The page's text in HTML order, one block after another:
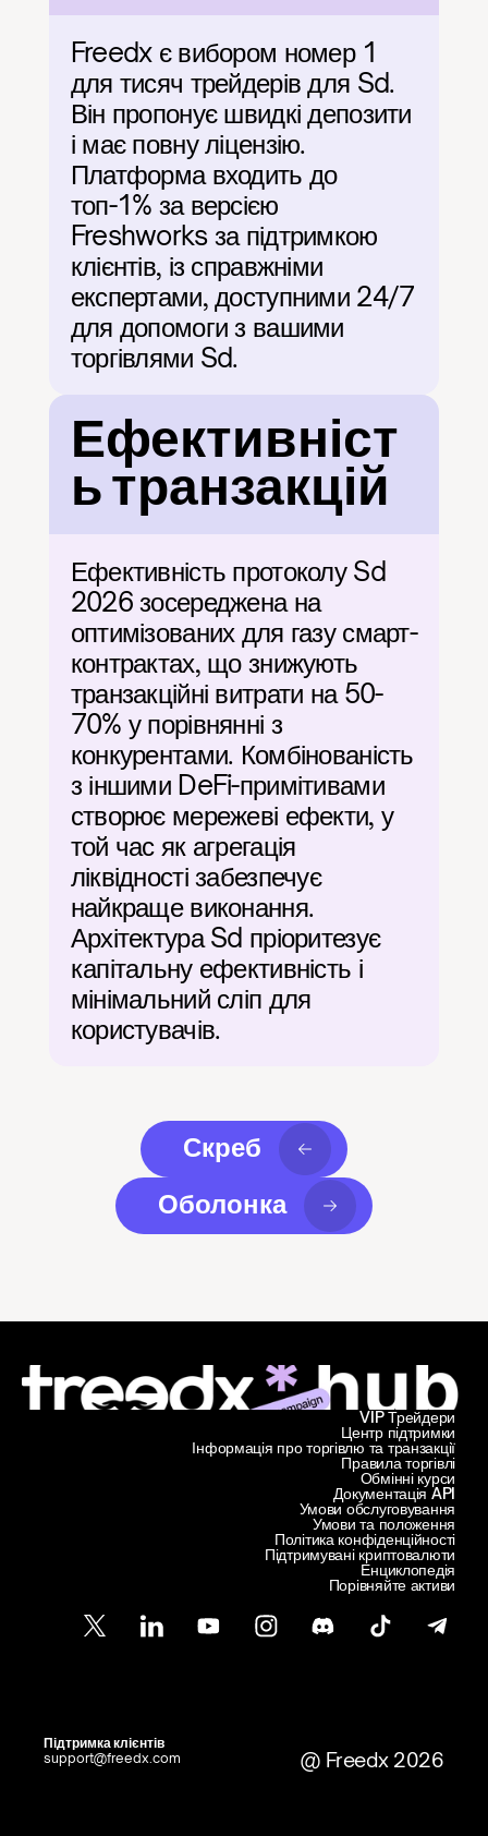
Freedx є вибором номер 1
для тисяч трейдерів для Sd.
Він пропонує швидкі депозити
і має повну ліцензію.
Платформа входить до
топ-1% за версією
Freshworks за підтримкою
клієнтів, із справжніми
експертами, доступними 24/7
для допомоги з вашими
торгівлями Sd.
Ефективніст
ь транзакцій
Ефективність протоколу Sd
2026 зосереджена на
оптимізованих для газу смарт-
контрактах, що знижують
транзакційні витрати на 50-
70% у порівнянні з
конкурентами. Комбінованість
з іншими DeFi-примітивами
створює мережеві ефекти, у
той час як агрегація
ліквідності забезпечує
найкраще виконання.
Архітектура Sd пріоритезує
капітальну ефективність і
мінімальний сліп для
користувачів.
Скреб
Оболонка
Центр підтримки
Інформація про торгівлю та транзакції
VIP Трейдери
Правила торгівлі
Обмінні курси
Документація API
Умови обслуговування
Умови та положення
Політика конфіденційності
Підтримувані криптовалюти
Енциклопедія
Порівняйте активи
Підтримка клієнтів
support@freedx.com @ Freedx 2026